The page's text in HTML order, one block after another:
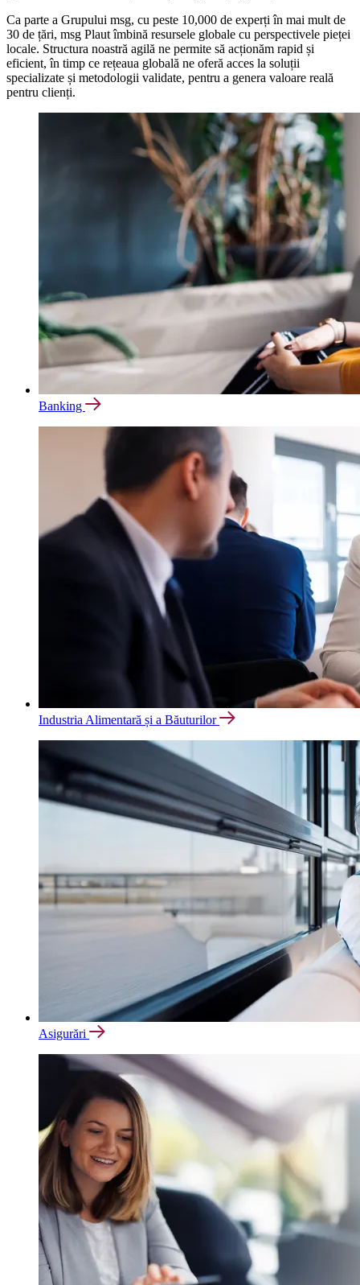
Ca parte a Grupului msg, cu peste 10,000 de experți în mai mult de
30 de țări, msg Plaut îmbină resursele globale cu perspectivele pieței
locale. Structura noastră agilă ne permite să acționăm rapid și
eficient, în timp ce rețeaua globală ne oferă acces la soluții
specializate și metodologii validate, pentru a genera valoare reală
pentru clienți.
Banking
Industria Alimentară și a Băuturilor
Asigurări